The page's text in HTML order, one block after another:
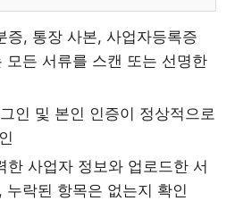
증, 통장 사본, 사업자등록증
모든 서류를 스캔 또는 선명한
인 및 본인 인증이 정상적으로
한 사업자 정보와 업로드한 서
누락된 항목은 없는지 확인